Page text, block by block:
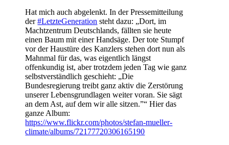
Hat mich auch abgelenkt. In der Pressemitteilung
der#LetzteGeneration steht dazu: „Dort, im
Machtzentrum Deutschlands, fällten sie heute
einen Baum mit einer Handsäge. Der tote Stumpf
vor der Haustüre des Kanzlers stehen dort nun als
Mahnmal für das, was eigentlich längst
offenkundig ist, aber trotzdem jeden Tag wie ganz
selbstverständlich geschieht: „Die
Bundesregierung treibt ganz aktiv die Zerstörung
unserer Lebensgrundlagen weiter voran. Sie sägt
an dem Ast, auf dem wir alle sitzen.”“ Hier das
ganze Album:
https://www.flickr.com/photos/stefan-mueller-
climate/albums/72177720306165190